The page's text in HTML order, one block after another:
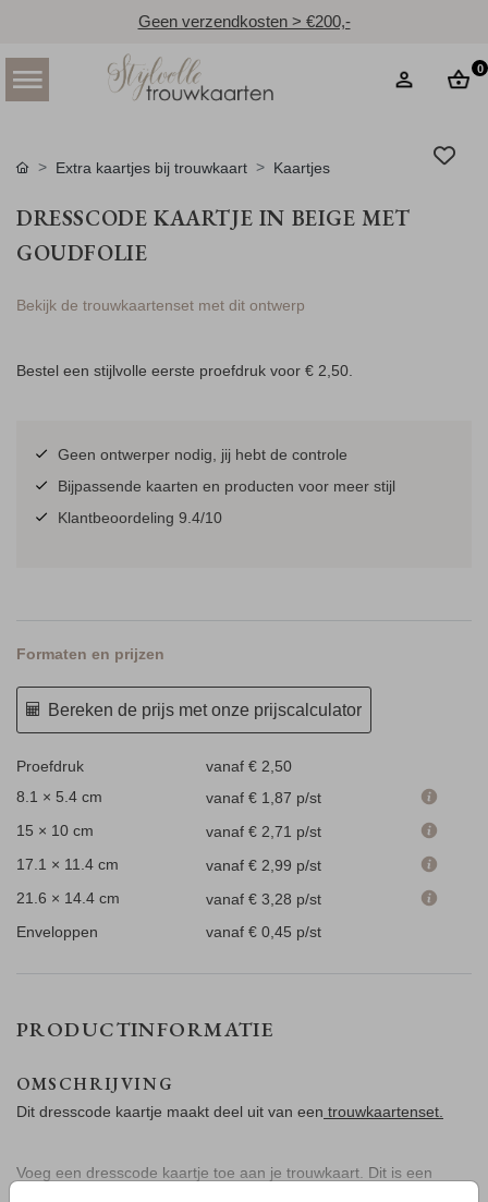
Geen verzendkosten > €200,-
0
Extra kaartjes bij trouwkaart Kaartjes
DRESSCODE KAARTJE IN BEIGE MET
GOUDFOLIE
Bekijk de trouwkaartenset met dit ontwerp
Bestel een stijlvolle eerste proefdruk voor € 2,50.
Geen ontwerper nodig, jij hebt de controle
Bijpassende kaarten en producten voor meer stijl
Klantbeoordeling 9.4/10
Formaten en prijzen
Bereken de prijs met onze prijscalculator
Proefdruk
vanaf € 2,50
8.1 × 5.4 cm
vanaf € 1,87 p/st
15 × 10 cm
vanaf € 2,71 p/st
17.1 × 11.4 cm
vanaf € 2,99 p/st
21.6 × 14.4 cm
vanaf € 3,28 p/st
Enveloppen
vanaf € 0,45 p/st
PRODUCTINFORMATIE
OMSCHRIJVING
Dit dresscode kaartje maakt deel uit van een trouwkaartenset.
Voeg een dresscode kaartje toe aan je trouwkaart. Dit is een